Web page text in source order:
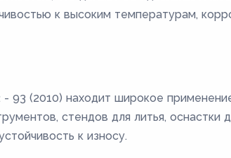
к высоким температурам,
93 (2010) находит широкое
стендов для литья, оснастки
к износу.